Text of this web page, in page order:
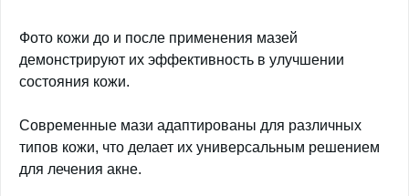
Фото кожи до и после применения мазей
демонстрируют их эффективность в улучшении
состояния кожи.
Современные мази адаптированы для различных
типов кожи, что делает их универсальным решением
для лечения акне.